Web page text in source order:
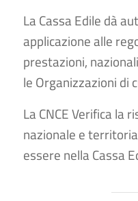
La Cassa Edile dà
applicazione alle
prestazioni,
le Organizzazioni di
La CNCE Verifica la
nazionale e
essere nella Cassa